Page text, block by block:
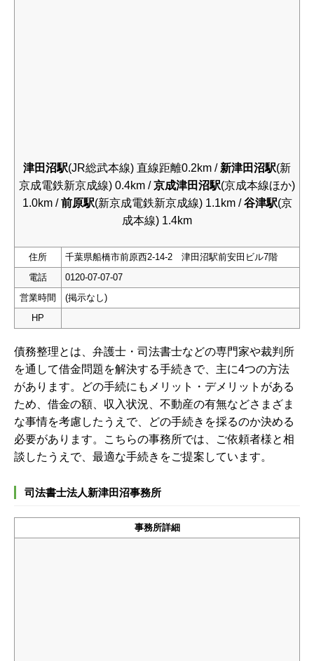
津田沼駅(JR総武本線) 直線距離0.2km / 新津田沼駅(新
京成電鉄新京成線) 0.4km /京成津田沼駅(京成本線ほか)
1.0km /前原駅(新京成電鉄新京成線) 1.1km /谷津駅(京
成本線) 1.4km
住所
千葉県船橋市前原西2-14-2 津田沼駅前安田ビル7階
電話
0120-07-07-07
営業時間
(掲示なし)
HP
債務整理とは、弁護士・司法書士などの専門家や裁判所
を通して借金問題を解決する手続きで、主に4つの方法
があります。どの手続にもメリット・デメリットがある
ため、借金の額、収入状況、不動産の有無などさまざま
な事情を考慮したうえで、どの手続きを採るのか決める
必要があります。こちらの事務所では、ご依頼者様と相
談したうえで、最適な手続きをご提案しています。
司法書士法人新津田沼事務所
事務所詳細